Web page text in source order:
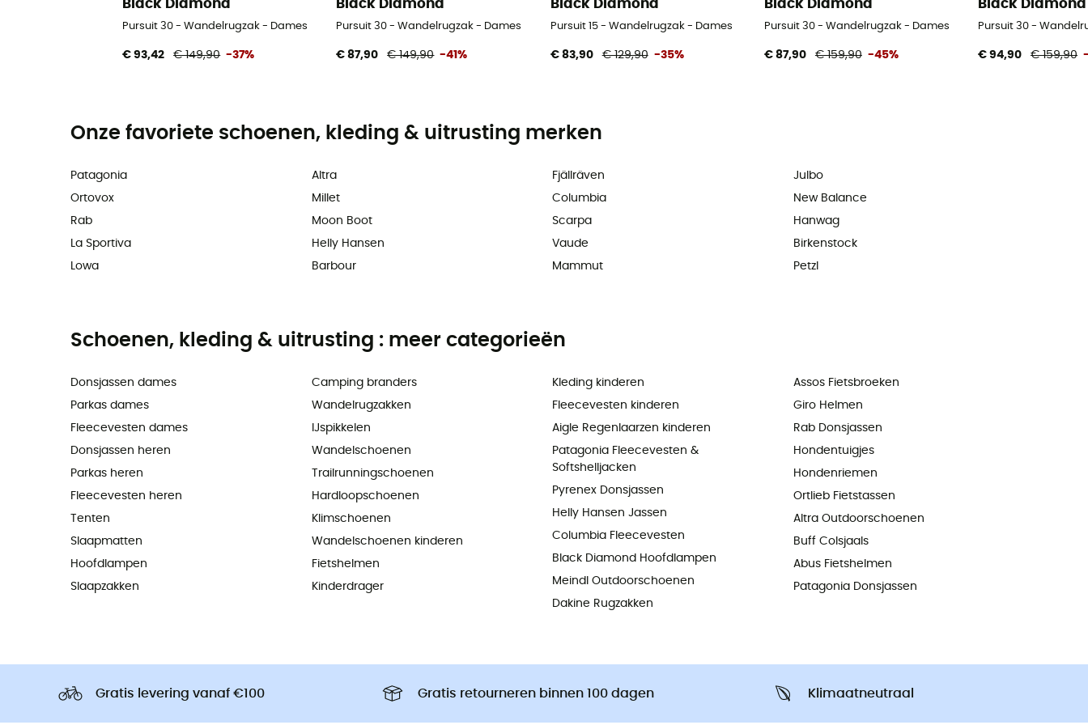
Black Diamond
Pursuit 30 - Wandelrugzak - Dames
€ 93,42 € 149,90 -37%
Black Diamond
Pursuit 30 - Wandelrugzak - Dames
€ 87,90 € 149,90 -41%
Black Diamond
Pursuit 15 - Wandelrugzak - Dames
€ 83,90 € 129,90 -35%
Black Diamond
Pursuit 30 - Wandelrugzak - Dames
€ 87,90 € 159,90 -45%
Black Diamond
Pursuit 30 -
€ 94,90 € 159,90
Onze favoriete schoenen, kleding & uitrusting merken
Patagonia
Ortovox
Rab
La Sportiva
Lowa
Altra
Millet
Moon Boot
Helly Hansen
Barbour
Fjällräven
Columbia
Scarpa
Vaude
Mammut
Julbo
New Balance
Hanwag
Birkenstock
Petzl
Schoenen, kleding & uitrusting : meer categorieën
Donsjassen dames
Parkas dames
Fleecevesten dames
Donsjassen heren
Parkas heren
Fleecevesten heren
Tenten
Slaapmatten
Hoofdlampen
Slaapzakken
Camping branders
Wandelrugzakken
IJspikkelen
Wandelschoenen
Trailrunningschoenen
Hardloopschoenen
Klimschoenen
Wandelschoenen kinderen
Fietshelmen
Kinderdrager
Kleding kinderen
Fleecevesten kinderen
Aigle Regenlaarzen kinderen
Patagonia Fleecevesten &
Softshelljacken
Pyrenex Donsjassen
Helly Hansen Jassen
Columbia Fleecevesten
Black Diamond Hoofdlampen
Meindl Outdoorschoenen
Dakine Rugzakken
Assos Fietsbroeken
Giro Helmen
Rab Donsjassen
Hondentuigjes
Hondenriemen
Ortlieb Fietstassen
Altra Outdoorschoenen
Buff Colsjaals
Abus Fietshelmen
Patagonia Donsjassen
Gratis levering vanaf €100 Gratis retourneren binnen 100 dagen Klimaatneutraal